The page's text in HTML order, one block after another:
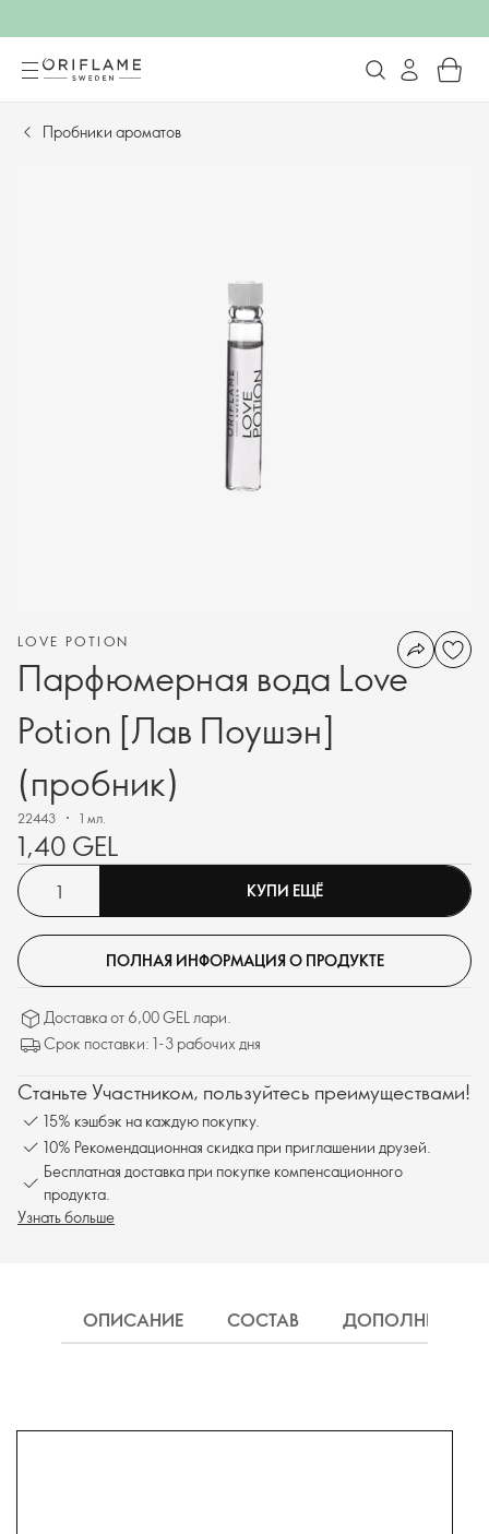
Пробники ароматов
LOVE POTION
Парфюмерная вода Love
Potion [Лав Поушэн]
(пробник)
22443 1 мл.
1,40 GEL
КУПИ ЕЩЁ
ПОЛНАЯ ИНФОРМАЦИЯ О ПРОДУКТЕ
Доставка от 6,00 GEL лари.
Срок поставки: 1-3 рабочих дня
Станьте Участником, пользуйтесь преимуществами!
15% кэшбэк на каждую покупку.
10% Рекомендационная скидка при приглашении друзей.
Бесплатная доставка при покупке компенсационного
продукта.
Узнать больше
ОПИСАНИЕ СОСТАВ